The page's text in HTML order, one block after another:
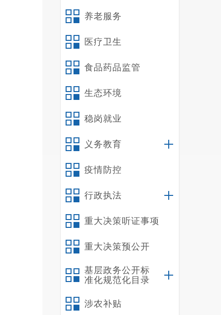
养老服务
医疗卫生
食品药品监管
生态环境
稳岗就业
义务教育
疫情防控
行政执法
重大决策听证事项
重大决策预公开
基层政务公开标
准化规范化目录
涉农补贴